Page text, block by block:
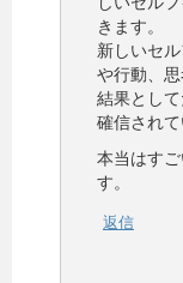
きます。
新しいセ
や行動、思
結果として
確信されて
本当はす
す。
返信